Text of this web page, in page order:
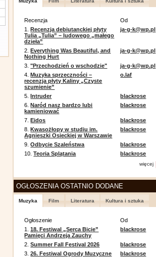
Recenzja
Od
1.Recenzja debiutanckiej płyty
Tulia „Tulia” – ludowego „małego
dzieła”
ja-g-k@wp.pl
2.Everything Was Beautiful, and
Nothing Hurt
ja-g-k@wp.pl
3."Przechodzień o wschodzie"
ja-g-k@wp.pl
4.Muzyka sprzeczności –
recenzja płyty Kaliny „Czyste
szumienie”
o.laf
5.Intruder
blackrose
6.Naród nasz bardzo lubi
kamieniować
blackrose
7.Eidos
blackrose
8.Kwasożłopy w studiu im.
Agnieszki Osieckiej w Warszawie
blackrose
9.Odbycie Szaleństwa
blackrose
10.Teoria Splątania blackrose
więcej
OGŁOSZENIA OSTATNIO DODANE
Muzyka Film Literatura Kultura i sztuka
Ogłoszenie
Od
1.18. Festiwal „Serca Bicie”
Pamięci Andrzeja Zauchy
blackrose
2.Summer Fall Festival 2026
blackrose
3.26. Festiwal Ogrody Muzyczne
blackrose